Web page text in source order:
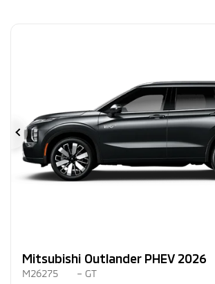
Précédent
Mitsubishi Outlander PHEV 2026
M26275 – GT